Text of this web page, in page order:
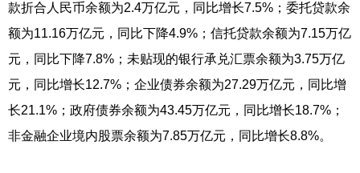
款折合人民币余额为2.4万亿元，同比增长7.5%；委托贷款余
额为11.16万亿元，同比下降4.9%；信托贷款余额为7.15万亿
元，同比下降7.8%；未贴现的银行承兑汇票余额为3.75万亿
元，同比增长12.7%；企业债券余额为27.29万亿元，同比增
长21.1%；政府债券余额为43.45万亿元，同比增长18.7%；
非金融企业境内股票余额为7.85万亿元，同比增长8.8%。